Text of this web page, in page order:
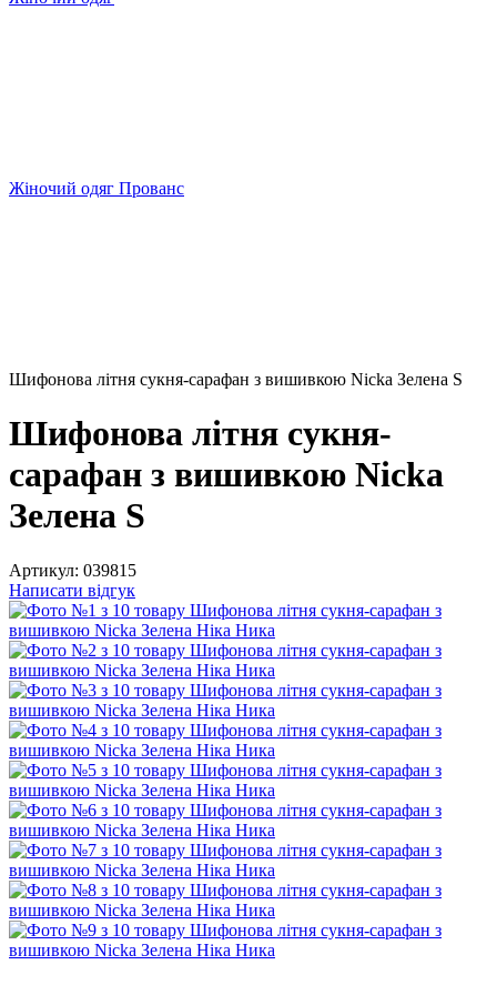
Жіночий одяг Прованс
Шифонова літня сукня-сарафан з вишивкою Nicka Зелена S
Шифонова літня сукня-
сарафан з вишивкою Nicka
Зелена S
Артикул: 039815
Написати відгук